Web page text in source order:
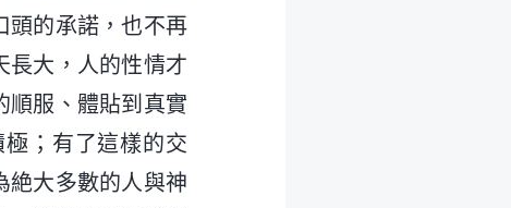
頭的承諾，也不再
長大，人的性情才
順服、體貼到真實
；有了這樣的交
絶大多數的人與神